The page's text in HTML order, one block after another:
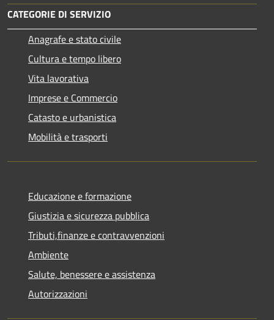
CATEGORIE DI SERVIZIO
Anagrafe e stato civile
Cultura e tempo libero
Vita lavorativa
Imprese e Commercio
Catasto e urbanistica
Mobilità e trasporti
Educazione e formazione
Giustizia e sicurezza pubblica
Tributi,finanze e contravvenzioni
Ambiente
Salute, benessere e assistenza
Autorizzazioni